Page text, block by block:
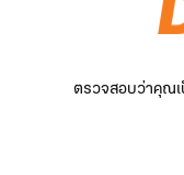
ตรวจสอบว่าคุณเ